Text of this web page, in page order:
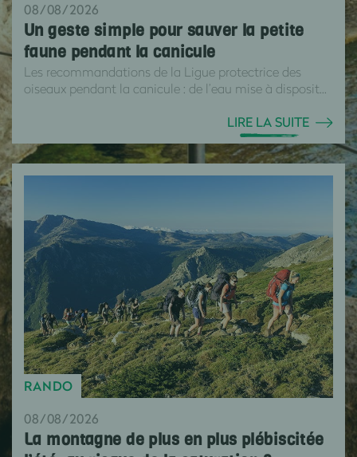
08/08/2026
Un geste simple pour sauver la petite
faune pendant la canicule
Les recommandations de la Ligue protectrice des
oiseaux pendant la canicule : de l’eau mise à disposit...
LIRE LA SUITE
RANDO
08/08/2026
La montagne de plus en plus plébiscitée